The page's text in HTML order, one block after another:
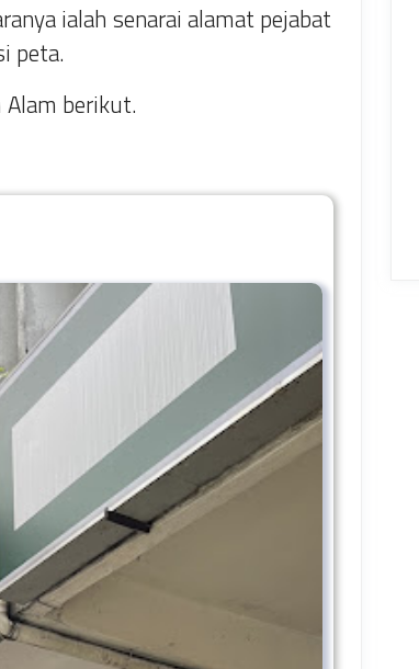
ialah senarai alamat pejabat
peta.
Alam berikut.